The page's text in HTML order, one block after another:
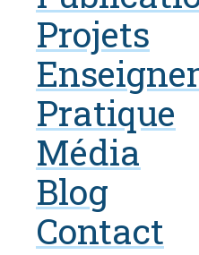
Projets
Pratique
Média
Blog
Contact